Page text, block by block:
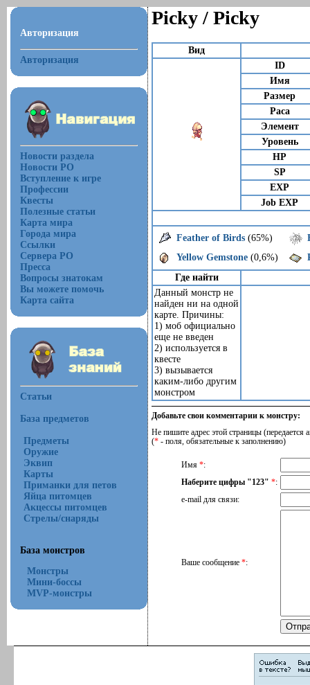
Авторизация
Авторизация
Новости раздела
Новости РО
Вступление к игре
Профессии
Квесты
Полезные статьи
Карта мира
Города мира
Ссылки
Сервера РО
Пресса
Вопросы знатокам
Вы можете помочь
Карта сайта
Статьи
База предметов
Предметы
Оружие
Эквип
Карты
Приманки для петов
Яйца питомцев
Акцессы питомцев
Стрелы/снаряды
База монстров
Монстры
Мини-боссы
MVP-монстры
Picky / Picky
Вид
ID
Имя
Размер
Раса
Элемент
Уровень
HP
SP
EXP
Job EXP
Feather of Birds (65%)
Yellow Gemstone (0,6%)
Где найти
Данный монстр не
найден ни на одной
карте. Причины:
1) моб официально
еще не введен
2) используется в
квесте
3) вызывается
каким-либо другим
монстром
Добавьте свои комментарии к монстру:
Не пишите адрес этой страницы
(* - поля, обязательные к заполнению)
Имя*:
Наберите цифры "123" *:
e-mail для связи:
Ваше сообщение*: